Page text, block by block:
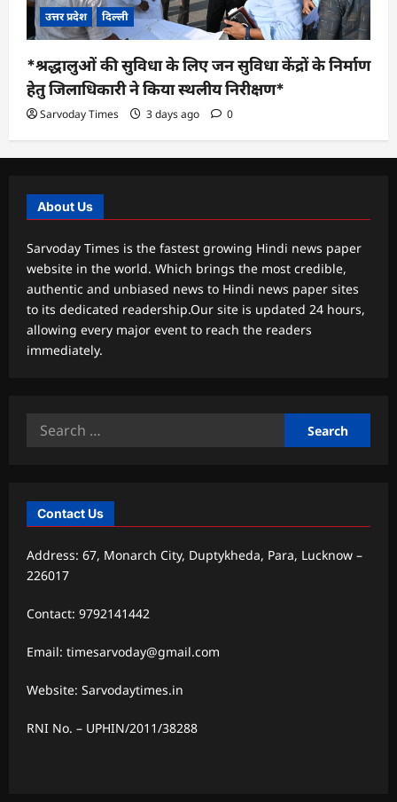
उत्तर प्रदेश दिल्ली
*श्रद्धालुओं की सुविधा के लिए जन सुविधा केंद्रों के निर्माण
हेतु जिलाधिकारी ने किया स्थलीय निरीक्षण*
Sarvoday Times 3 days ago 0
About Us
Sarvoday Times is the fastest growing Hindi news paper
website in the world. Which brings the most credible,
authentic and unbiased news to Hindi news paper sites
to its dedicated readership.Our site is updated 24 hours,
allowing every major event to reach the readers
immediately.
Search
Contact Us
Address: 67, Monarch City, Duptykheda, Para, Lucknow –
226017
Contact: 9792141442
Email: timesarvoday@gmail.com
Website: Sarvodaytimes.in
RNI No. – UPHIN/2011/38288